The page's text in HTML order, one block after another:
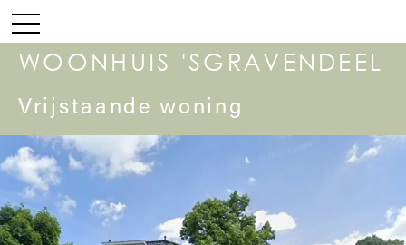
WOONHUIS 'SGRAVENDEEL
Vrijstaande woning